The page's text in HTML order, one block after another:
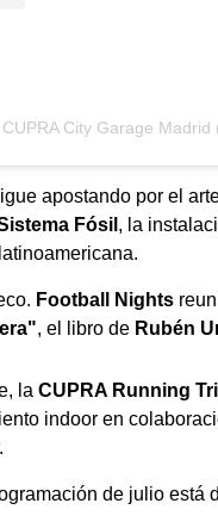
apostando por el
Fósil , la
Football Nights
, el libro de Rubén
la CUPRA Running
indoor en
de julio